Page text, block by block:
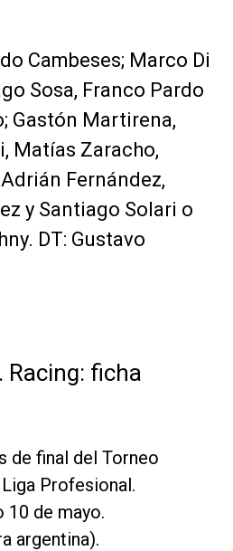
Cambeses; Marco Di
Sosa, Franco Pardo
Gastón Martirena,
Matías Zaracho,
Fernández,
y Santiago Solari o
DT: Gustavo
Racing: ficha
de final del Torneo
Profesional.
10 de mayo.
argentina).